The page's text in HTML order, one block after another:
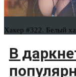
Хакер #322. Белый
В